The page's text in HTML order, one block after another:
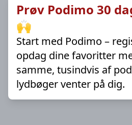
Prøv Podimo 30
🙌
Start med Podimo –
opdag dine favoritter
samme, tusindvis af
lydbøger venter på dig.